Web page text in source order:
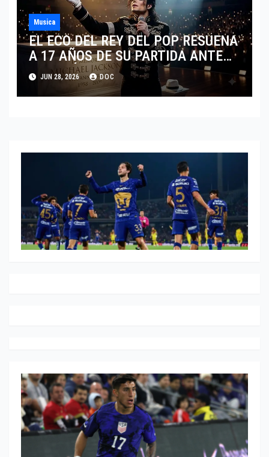
Musica
EL ECO DEL REY DEL POP RESUENA
A 17 AÑOS DE SU PARTIDA ANTE
EL FENÓMENO DE SU BIOPIC EN
2026
JUN 28, 2026 DOC